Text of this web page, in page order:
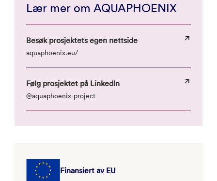
Lær mer om AQUAPHOENIX
Besøk prosjektets egen nettside
aquaphoenix.eu/
Følg prosjektet på LinkedIn
@aquaphoenix-project
Finansiert av EU